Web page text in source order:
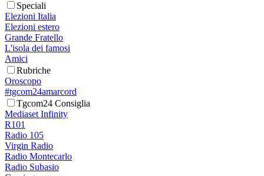
Speciali
Elezioni Italia
Elezioni estero
Grande Fratello
L'isola dei famosi
Amici
Rubriche
Oroscopo
#tgcom24amarcord
Tgcom24 Consiglia
Mediaset Infinity
R101
Radio 105
Virgin Radio
Radio Montecarlo
Radio Subasio